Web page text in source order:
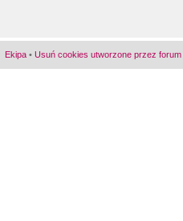
Ekipa • Usuń cookies utworzone przez forum